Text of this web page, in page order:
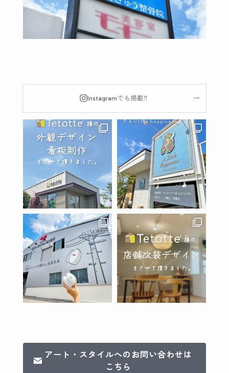
Instagramでも掲載‼︎
アート・スタイルへのお問い合わせは
こちら